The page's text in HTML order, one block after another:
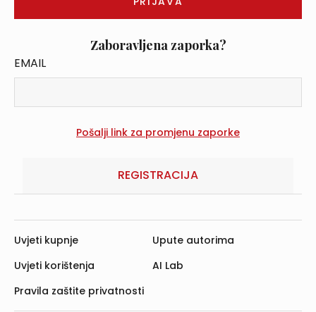
Zaboravljena zaporka?
EMAIL
REGISTRACIJA
Uvjeti kupnje
Uvjeti korištenja
Pravila zaštite privatnosti
Upute autorima
AI Lab